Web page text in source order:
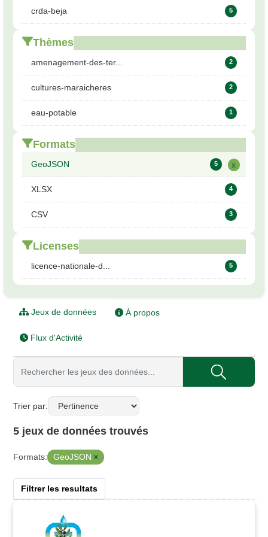
crda-beja 5
Thèmes
amenagement-des-ter... 2
cultures-maraicheres 2
eau-potable 1
Formats
GeoJSON 5 x
XLSX 4
CSV 3
Licenses
licence-nationale-d... 5
Jeux de données À propos
Flux d'Activité
Trier par
5 jeux de données trouvés
Formats: GeoJSON
Filtrer les resultats